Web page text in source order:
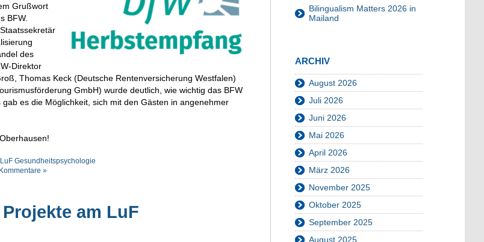
Grußwort
BFW.
des
Direktor
Thomas Keck (Deutsche Rentenversicherung Westfalen)
GmbH) wurde deutlich, wie wichtig das BFW
es die Möglichkeit, sich mit den Gästen in angenehmer
LuF Gesundheitspsychologie
»
am LuF
Bilingualism Matters 2026 in
Mailand
ARCHIV
August 2026
Juli 2026
Juni 2026
Mai 2026
April 2026
März 2026
November 2025
Oktober 2025
September 2025
August 2025